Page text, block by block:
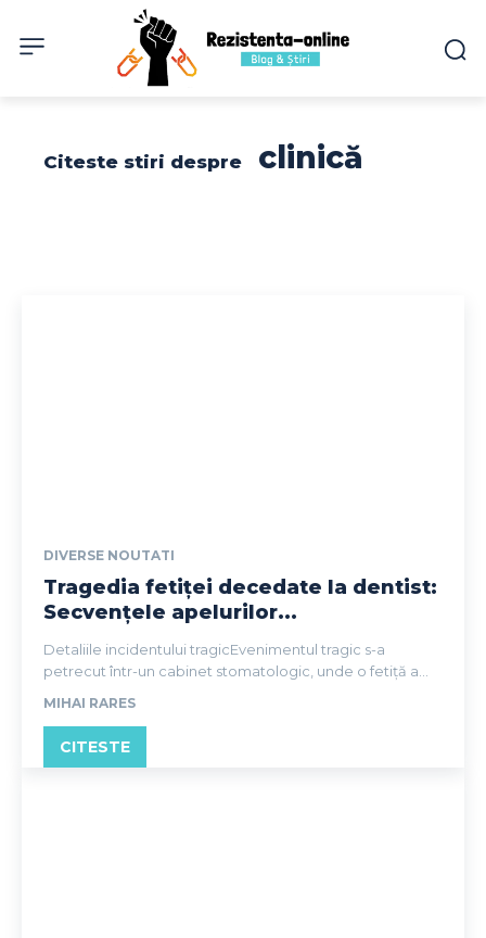
Citeste stiri despre clinică
DIVERSE NOUTATI
Tragedia fetiței decedate la dentist:
Secvențele apelurilor...
Detaliile incidentului tragicEvenimentul tragic s-a
petrecut într-un cabinet stomatologic, unde o fetiță a...
MIHAI RARES
CITESTE